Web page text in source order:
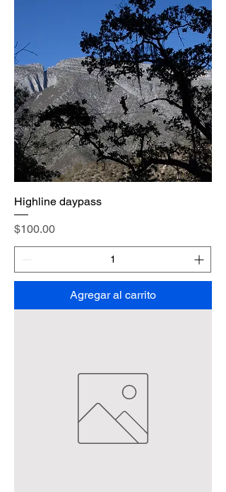
Highline daypass
Precio
$100.00
Agregar al carrito